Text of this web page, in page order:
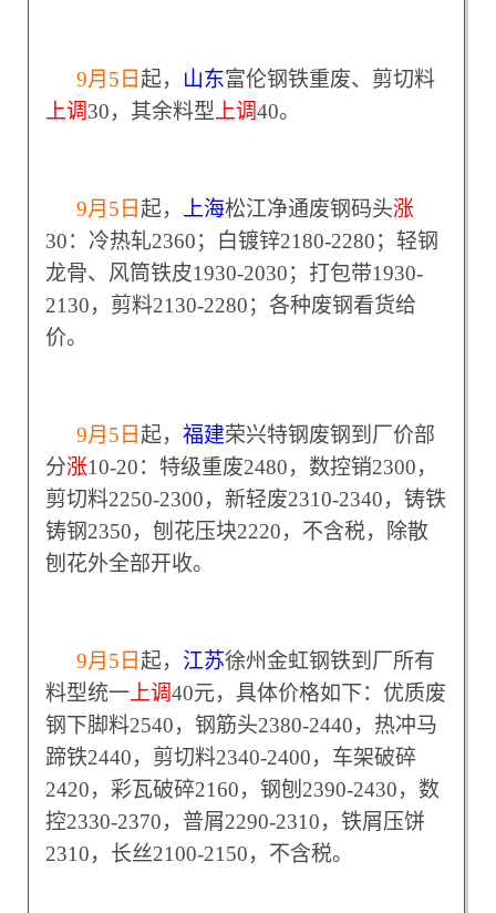
9月5日 起， 山东富伦钢铁重废、剪切料
上调30，其余料型 上调40。
9月5日 起， 上海松江净通废钢码头涨
30：冷热轧2360；白镀锌2180-2280；轻钢
龙骨、风筒铁皮1930-2030；打包带1930-
2130，剪料2130-2280；各种废钢看货给
价。
9月5日 起， 福建荣兴特钢废钢到厂价部
分涨10-20：特级重废2480，数控销2300，
剪切料2250-2300，新轻废2310-2340，铸铁
铸钢2350，刨花压块2220，不含税，除散
刨花外全部开收。
9月5日 起， 江苏徐州金虹钢铁到厂所有
料型统一 上调40元，具体价格如下：优质废
钢下脚料2540，钢筋头2380-2440，热冲马
蹄铁2440，剪切料2340-2400，车架破碎
2420，彩瓦破碎2160，钢刨2390-2430，数
控2330-2370，普屑2290-2310，铁屑压饼
2310，长丝2100-2150，不含税。